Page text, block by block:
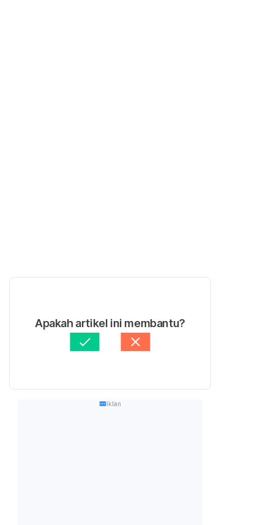
Apakah artikel ini membantu?
Iklan